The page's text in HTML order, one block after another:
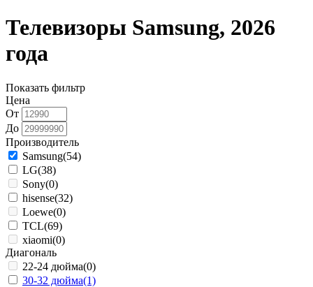
Телевизоры Samsung, 2026
года
Показать фильтр
Цена
От
До
Производитель
Samsung(54)
LG(38)
Sony(0)
hisense(32)
Loewe(0)
TCL(69)
xiaomi(0)
Диагональ
22-24 дюйма(0)
30-32 дюйма(1)